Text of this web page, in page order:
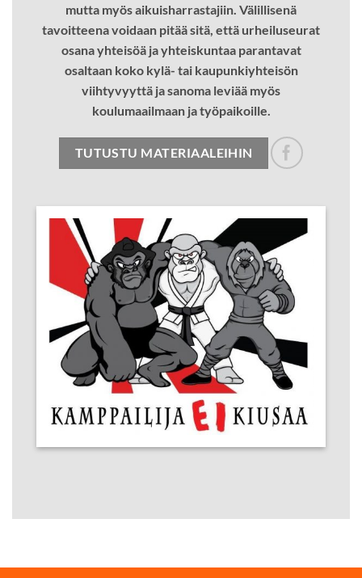
mutta myös aikuisharrastajiin. Välillisenä
tavoitteena voidaan pitää sitä, että urheiluseurat
osana yhteisöä ja yhteiskuntaa parantavat
osaltaan koko kylä- tai kaupunkiyhteisön
viihtyvyyttä ja sanoma leviää myös
koulumaailmaan ja työpaikoille.
TUTUSTU MATERIAALEIHIN